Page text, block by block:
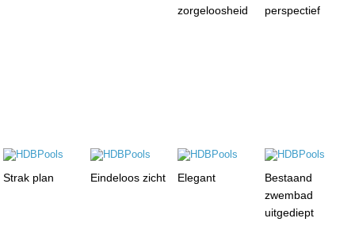
zorgeloosheid
perspectief
Strak plan Eindeloos zicht Elegant
Bestaand
zwembad
uitgediept